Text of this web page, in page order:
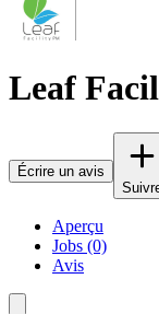
Leaf
Écrire un avis
Aperçu
Jobs (0)
Avis